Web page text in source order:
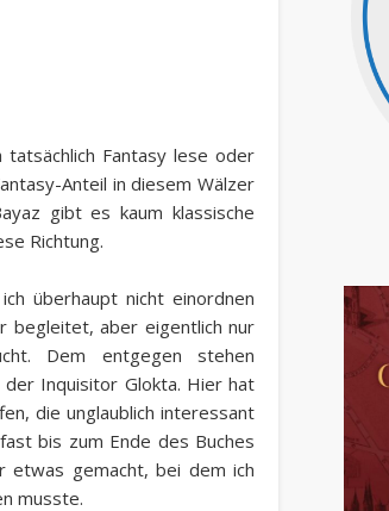
Fantasy lese oder
Anteil in diesem Wälzer
gibt es kaum klassische
Richtung.
überhaupt nicht einordnen
begleitet, aber eigentlich nur
Dem entgegen stehen
Inquisitor Glokta. Hier hat
die unglaublich interessant
bis zum Ende des Buches
etwas gemacht, bei dem ich
musste.